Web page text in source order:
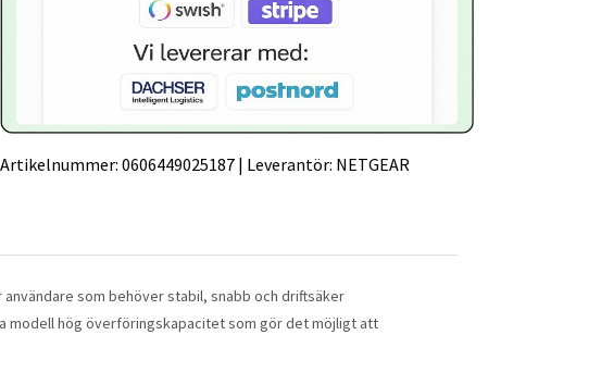
Artikelnummer: 0606449025187 | Leverantör: NETGEAR
som behöver stabil, snabb och driftsäker
modell hög överföringskapacitet som gör det möjligt att